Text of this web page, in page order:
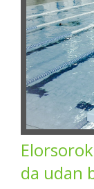
da udan